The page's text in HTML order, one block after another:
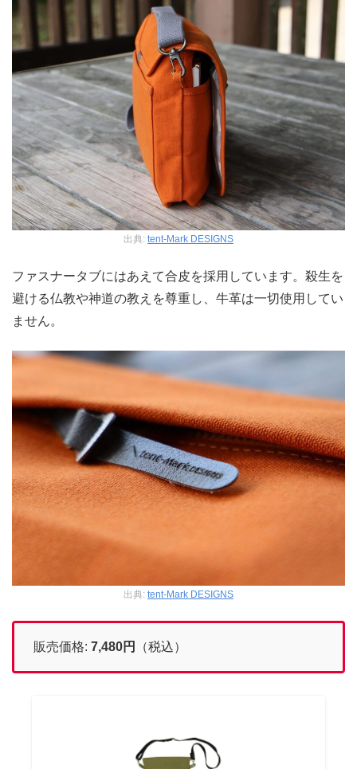
出典: tent-Mark DESIGNS
ファスナータブにはあえて合皮を採用しています。殺生を
避ける仏教や神道の教えを尊重し、牛革は一切使用してい
ません。
出典: tent-Mark DESIGNS
販売価格: 7,480円 （税込）